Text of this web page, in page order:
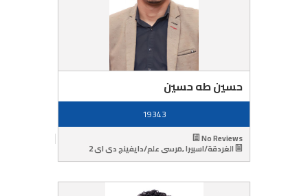
حسين طه حسين
19343
No Reviews
الغردقة/اسبيرا ,مرسى علم/دايفينج دى اى 2